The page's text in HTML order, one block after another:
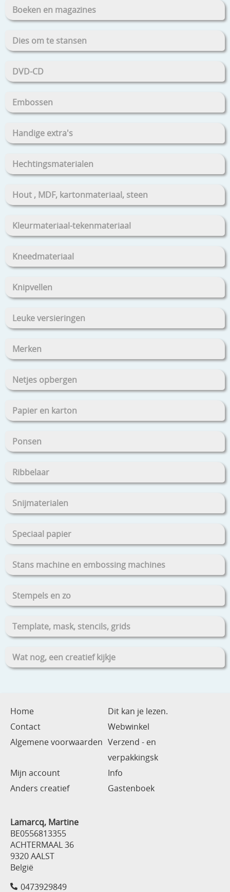
Boeken en magazines
Dies om te stansen
DVD-CD
Embossen
Handige extra's
Hechtingsmaterialen
Hout , MDF, kartonmateriaal, steen
Kleurmateriaal-tekenmateriaal
Kneedmateriaal
Knipvellen
Leuke versieringen
Merken
Netjes opbergen
Papier en karton
Ponsen
Ribbelaar
Snijmaterialen
Speciaal papier
Stans machine en embossing machines
Stempels en zo
Template, mask, stencils, grids
Wat nog, een creatief kijkje
Home
Dit kan je lezen.
Contact
Webwinkel
Algemene voorwaarden Verzend - en
verpakkingsk
Mijn account
Info
Anders creatief
Gastenboek
Lamarcq, Martine
BE0556813355
ACHTERMAAL 36
9320 AALST
België
0473929849